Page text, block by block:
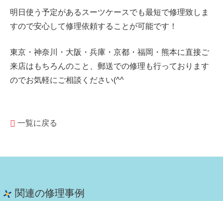
明日使う予定があるスーツケースでも最短で修理致しま
すので安心して修理依頼することが可能です！
東京・神奈川・大阪・兵庫・京都・福岡・熊本に直接ご
来店はもちろんのこと、郵送での修理も行っております
のでお気軽にご相談ください(^^
一覧に戻る
関連の修理事例